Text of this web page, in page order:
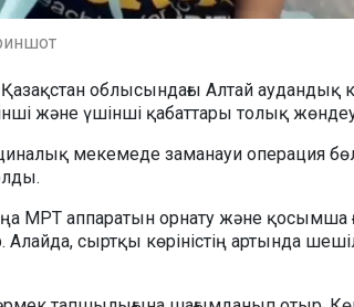
облысындағы Алтай аудандық
және үшінші қабаттары толық
мекемеде заманауи операция
МРТ аппаратын орнату және қосымша
сыртқы көріністің артында